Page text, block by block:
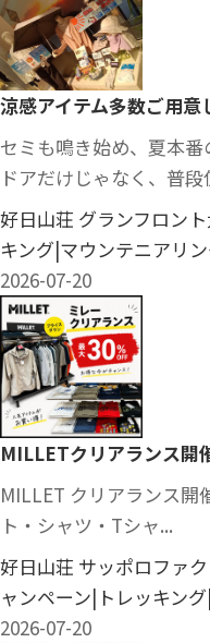
涼感アイテム多数ご用意
セミも鳴き始め、夏本
ドアだけじゃなく、普段
好日山荘 グランフロン
キング|マウンテニアリ
2026-07-20
MILLETクリアランス開
MILLET クリアランス
ト・シャツ・Tシャ...
好日山荘 サッポロファ
ャンペーン|トレッキン
2026-07-20